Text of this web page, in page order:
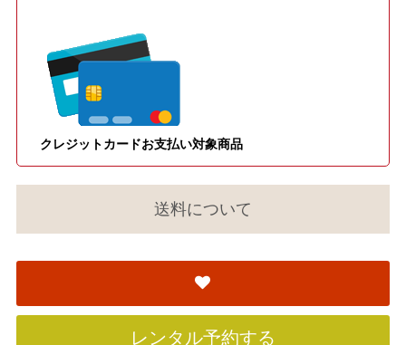
クレジットカードお支払い対象商品
送料について
レンタル予約する